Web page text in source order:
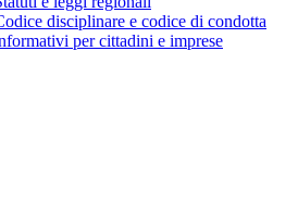
disciplinare e codice di condotta
per cittadini e imprese